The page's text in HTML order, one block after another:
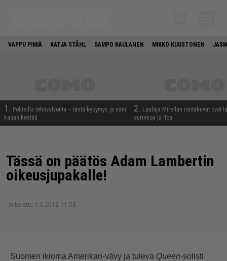
VAPPU PIMIÄ KATJA STÅHL SAMPO KAULANEN MIKKO KUUSTONEN
1. Poliisilla tehovalvonta – tästä kysymys ja näin
kauan kestää
2. Laulaja Mirellan rantakuvat ovat
aurinkoa ja iloa
Tässä on päätös Adam Lambertin
oikeusjupakalle!
Julkaistu: 1.3.2012 11:58
Suomen ikioma Amerikan-vävy ja tuleva Queen-solisti